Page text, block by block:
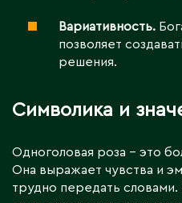
Вариативность.
позволяет
решения.
Символика и
Одноголовая роза – это
Она выражает чувства и
трудно передать